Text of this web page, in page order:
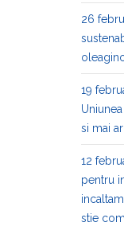
26
19
si mai
12
pentru
stie